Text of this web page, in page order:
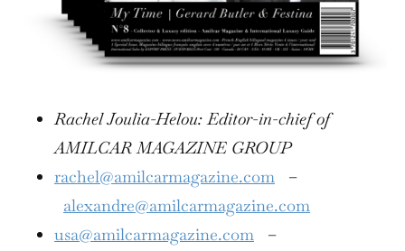
Rachel Joulia-Helou: Editor-in-chief of
AMILCAR MAGAZINE GROUP
rachel@amilcarmagazine.com –
alexandre@amilcarmagazine.com
usa@amilcarmagazine.com –